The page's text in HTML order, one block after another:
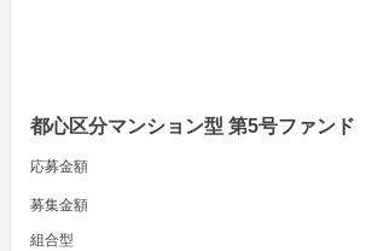
都心区分マンション型 第5号ファンド
応募金額
募集金額
組合型